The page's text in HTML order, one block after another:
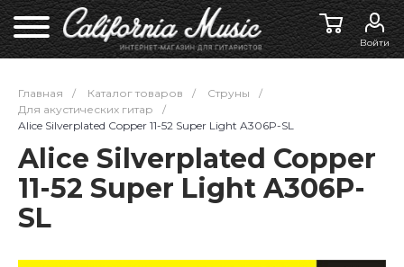
Войти
Главная / Каталог товаров / Струны
/
Для акустических гитар
/
Alice Silverplated Copper 11-52 Super Light A306P-SL
Alice Silverplated Copper
11-52 Super Light A306P-
SL